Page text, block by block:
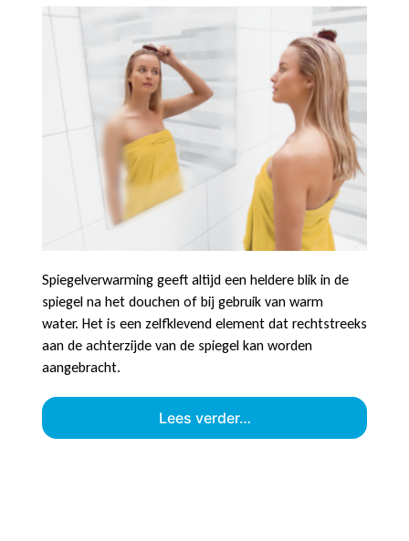
Spiegelverwarming geeft altijd een heldere blik in de
spiegel na het douchen of bij gebruik van warm
water. Het is een zelfklevend element dat rechtstreeks
aan de achterzijde van de spiegel kan worden
aangebracht.
Lees verder…